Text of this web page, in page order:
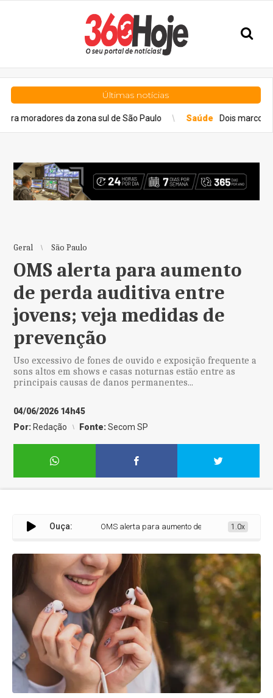
Últimas notícias
da zona sul de São Paulo Saúde Dois marcos da cirurgia
Geral São Paulo
OMS alerta para aumento
de perda auditiva entre
jovens; veja medidas de
prevenção
Uso excessivo de fones de ouvido e exposição frequente a
sons altos em shows e casas noturnas estão entre as
principais causas de danos permanentes...
04/06/2026 14h45
Por: Redação Fonte:Secom SP
Ouça: OMS alerta para aumento de perda auditiva entre
1.0x